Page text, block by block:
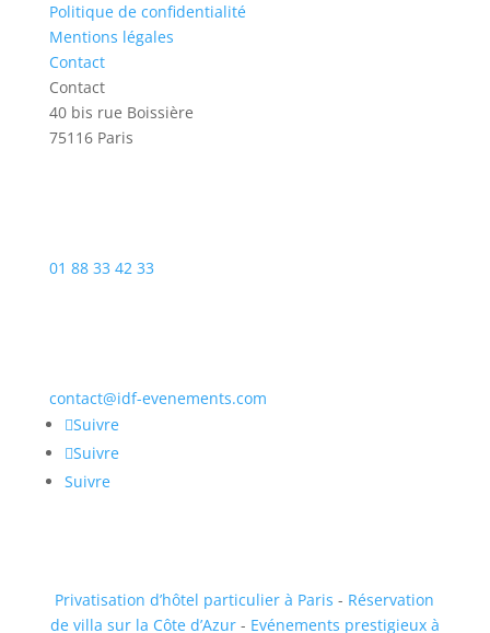
Politique de confidentialité
Mentions légales
Contact
Contact
40 bis rue Boissière
75116 Paris
01 88 33 42 33
contact@idf-evenements.com
Suivre
Suivre
Suivre
Privatisation d’hôtel particulier à Paris - Réservation
de villa sur la Côte d’Azur- Evénements prestigieux à